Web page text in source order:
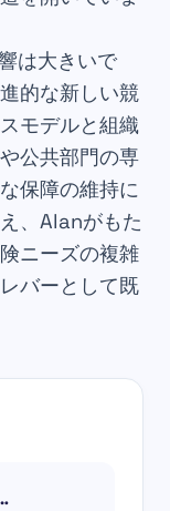
は大きいで
的な新しい競
モデルと組織
公共部門の専
保障の維持に
、Alanがもた
ニーズの複雑
バーとして既